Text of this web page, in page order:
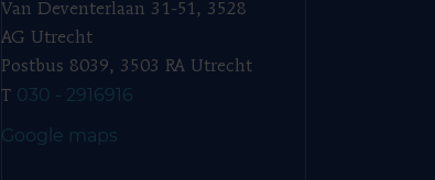
Van Deventerlaan 31-51, 3528
AG Utrecht
Postbus 8039, 3503 RA Utrecht
T 030 - 2916916
Google maps